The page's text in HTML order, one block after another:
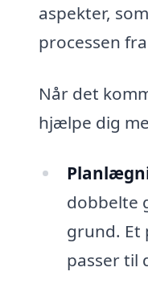
aspekter,
processen
Når det
hjælpe dig
dobbelte
grund. Et
passer til